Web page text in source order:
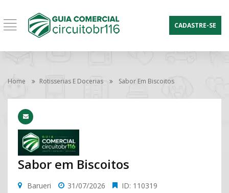
CADASTRE-SE
Home Rotisserias E Docerias Sabor Em Biscoitos
Sabor em Biscoitos
Barueri 31/07/2026 ID: 110319